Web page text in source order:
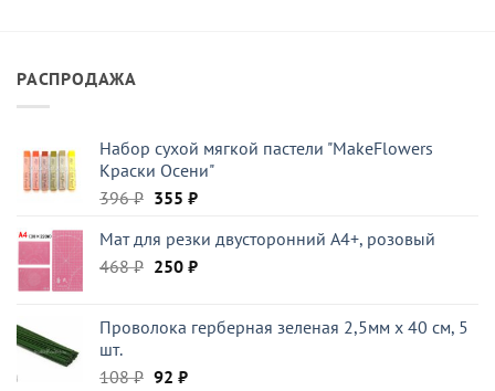
РАСПРОДАЖА
Набор сухой мягкой пастели "MakeFlowers
Краски Осени"
396₽ Первоначальная
составляла
396 ₽.
355 ₽Текущая
355 ₽.
Мат для резки двусторонний А4+, розовый
468₽ Первоначальная
468 ₽.
250 ₽Текущая
Проволока герберная зеленая 2,5мм x 40 см, 5
шт.
108₽ Первоначальная
92 ₽Текущая